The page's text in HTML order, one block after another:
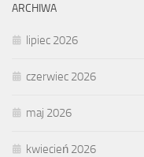
ARCHIWA
lipiec 2026
czerwiec 2026
maj 2026
kwiecień 2026